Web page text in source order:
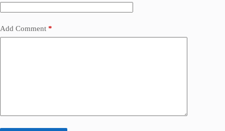
Add Comment *